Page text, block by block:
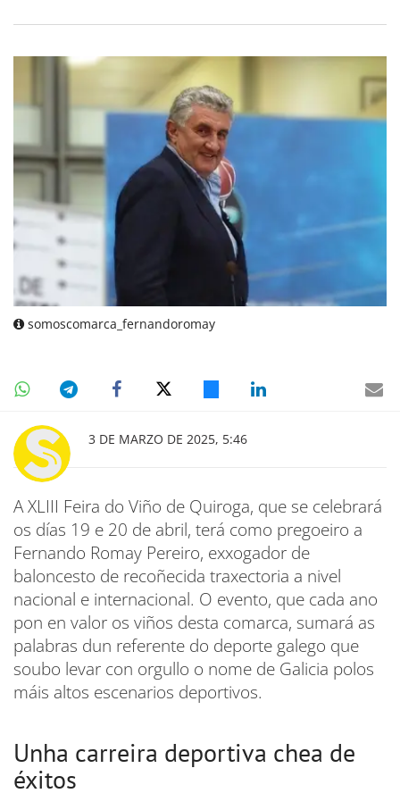
somoscomarca_fernandoromay
3 DE MARZO DE 2025, 5:46
A XLIII Feira do Viño de Quiroga, que se celebrará
os días 19 e 20 de abril, terá como pregoeiro a
Fernando Romay Pereiro, exxogador de
baloncesto de recoñecida traxectoria a nivel
nacional e internacional. O evento, que cada ano
pon en valor os viños desta comarca, sumará as
palabras dun referente do deporte galego que
soubo levar con orgullo o nome de Galicia polos
máis altos escenarios deportivos.
Unha carreira deportiva chea de
éxitos